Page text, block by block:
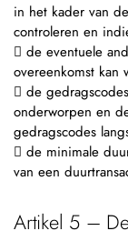
in het kader van
controleren en
 de eventuele
overeenkomst kan
 de
onderworpen en
gedragscodes
 de minimale
van een
Artikel 5 –